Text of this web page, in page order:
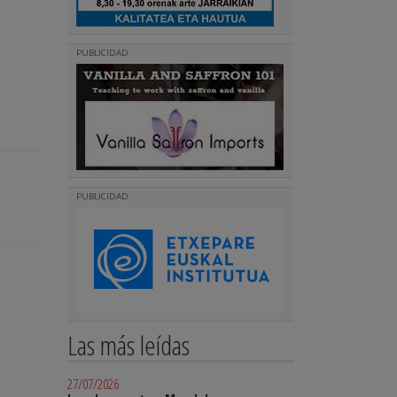
PUBLICIDAD
PUBLICIDAD
Las más leídas
27/07/2026